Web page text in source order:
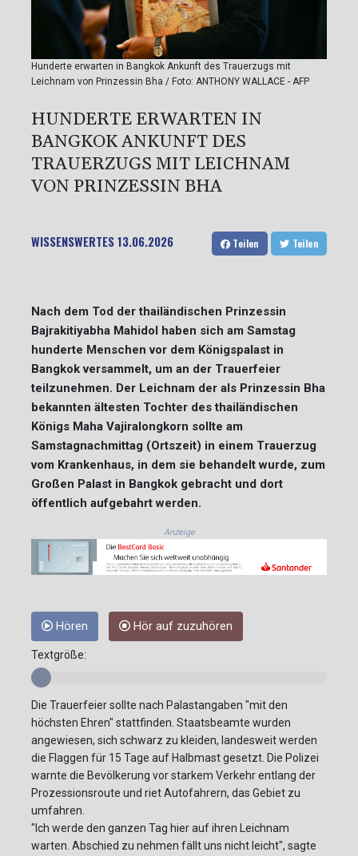
Hunderte erwarten in Bangkok Ankunft des Trauerzugs mit
Leichnam von Prinzessin Bha / Foto: ANTHONY WALLACE - AFP
HUNDERTE ERWARTEN IN
BANGKOK ANKUNFT DES
TRAUERZUGS MIT LEICHNAM
VON PRINZESSIN BHA
WISSENSWERTES13.06.2026 Teilen Teilen
Nach dem Tod der thailändischen Prinzessin
Bajrakitiyabha Mahidol haben sich am Samstag
hunderte Menschen vor dem Königspalast in
Bangkok versammelt, um an der Trauerfeier
teilzunehmen. Der Leichnam der als Prinzessin Bha
bekannten ältesten Tochter des thailändischen
Königs Maha Vajiralongkorn sollte am
Samstagnachmittag (Ortszeit) in einem Trauerzug
vom Krankenhaus, in dem sie behandelt wurde, zum
Großen Palast in Bangkok gebracht und dort
öffentlich aufgebahrt werden.
Anzeige
Hören Hör auf zuzuhören
Textgröße:
Die Trauerfeier sollte nach Palastangaben "mit den
höchsten Ehren" stattfinden. Staatsbeamte wurden
angewiesen, sich schwarz zu kleiden, landesweit werden
die Flaggen für 15 Tage auf Halbmast gesetzt. Die Polizei
warnte die Bevölkerung vor starkem Verkehr entlang der
Prozessionsroute und riet Autofahrern, das Gebiet zu
umfahren.
"Ich werde den ganzen Tag hier auf ihren Leichnam
warten. Abschied zu nehmen fällt uns nicht leicht", sagte